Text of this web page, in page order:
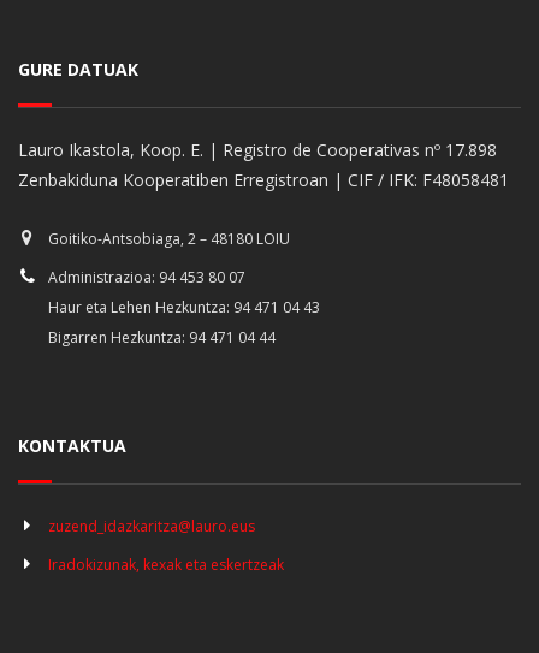
GURE DATUAK
Lauro Ikastola, Koop. E. | Registro de Cooperativas nº 17.898
Zenbakiduna Kooperatiben Erregistroan | CIF / IFK: F48058481
Goitiko-Antsobiaga, 2 – 48180 LOIU
Administrazioa: 94 453 80 07
Haur eta Lehen Hezkuntza: 94 471 04 43
Bigarren Hezkuntza: 94 471 04 44
KONTAKTUA
zuzend_idazkaritza@lauro.eus
Iradokizunak, kexak eta eskertzeak